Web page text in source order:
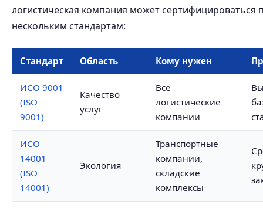
логистическая компания может сертифицироваться
нескольким стандартам:
Стандарт Область Кому нужен
ИСО 9001
(ISO
9001)
Качество
услуг
Все
логистические
компании
ИСО
14001
(ISO
14001)
Экология
Транспортные
компании,
складские
комплексы